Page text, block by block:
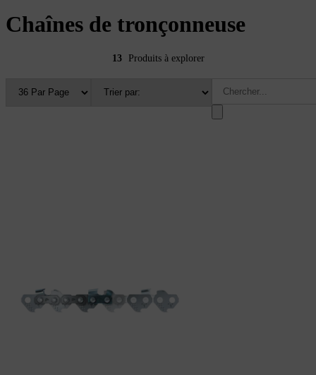
Chaînes de tronçonneuse
13 Produits à explorer